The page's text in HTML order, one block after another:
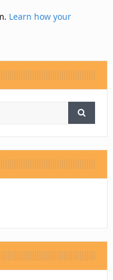
Learn how your